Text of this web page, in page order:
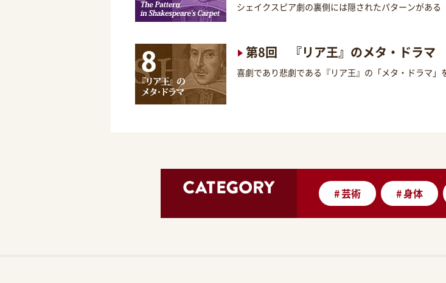
シェイクスピア劇の裏側には隠されたパターンがある
第8回 『リア王』のメタ・ドラマ
喜劇であり悲劇である『リア王』の「メタ・ドラマ」
#芸術 #身体